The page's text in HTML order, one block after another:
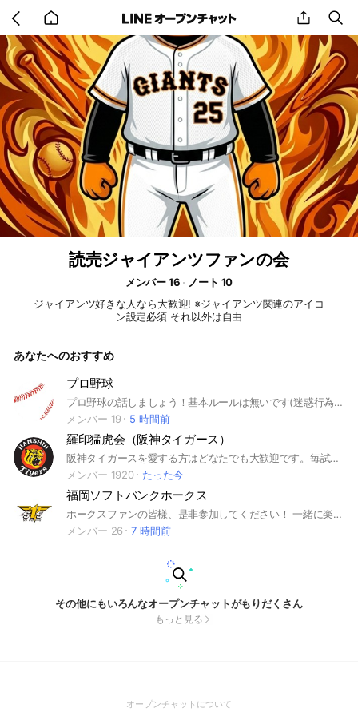
back
to
home
share
読売ジャイアンツファンの会
メンバー 16
ノート 10
ジャイアンツ好きな人なら大歓迎! ※ジャイアンツ関連のアイコ
ン設定必須 それ以外は自由
あなたへのおすすめ
プロ野球
プロ野球の話しましょう！基本ルールは無いです(迷惑行為はやめてください)ゲームやってる人(野球関連)も大歓迎です！即抜けもOKです楽しくやっていきましょう #野球#スポーツ#プロ野球
メンバー 19
5 時間前
羅印猛虎会（阪神タイガース）
阪神タイガースを愛する方はどなたでも大歓迎です。毎試合の楽しさ、辛さを分かち合いましょう。勝っても負けても生涯虎党。
メンバー 1920
たった今
福岡ソフトバンクホークス
ホークスファンの皆様、是非参加してください！ 一緒に楽しく盛り上がりましょう🙌
メンバー 26
7 時間前
その他にもいろんなオープンチャットがもりだくさん
もっと見る
オープンチャットについて